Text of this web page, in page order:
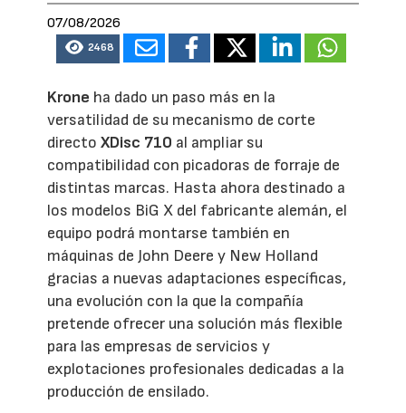
07/08/2026
2468
Krone ha dado un paso más en la
versatilidad de su mecanismo de corte
directoXDisc 710 al ampliar su
compatibilidad con picadoras de forraje de
distintas marcas. Hasta ahora destinado a
los modelos BiG X del fabricante alemán, el
equipo podrá montarse también en
máquinas de John Deere y New Holland
gracias a nuevas adaptaciones específicas,
una evolución con la que la compañía
pretende ofrecer una solución más flexible
para las empresas de servicios y
explotaciones profesionales dedicadas a la
producción de ensilado.